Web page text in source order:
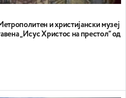
и христијански музеј
„Исус Христос на престол“ од